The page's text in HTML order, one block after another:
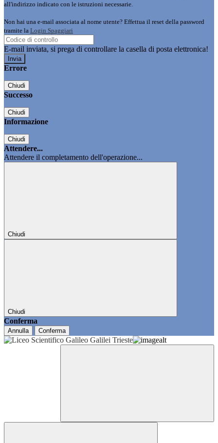
all'indirizzo indicato con le istruzioni necessarie.
Non hai una e-mail associata al nome utente? Effettua il reset della password
tramite la Login Spaggiari
E-mail inviata, si prega di controllare la casella di posta elettronica!
Errore
Chiudi
Successo
Chiudi
Informazione
Chiudi
Attendere...
Attendere il completamento dell'operazione...
Chiudi
Chiudi
Conferma
Annulla Conferma